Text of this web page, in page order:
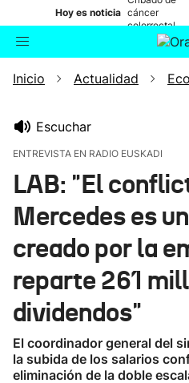
Hoy es noticia cáncer
colorrectal
Buscador
Inicio Actualidad
Escuchar
ENTREVISTA EN RADIO EUSKADI
LAB: "El
Mercedes es
creado por la
reparte 261
dividendos"
El coordinador general del
la subida de los salarios
eliminación de la doble